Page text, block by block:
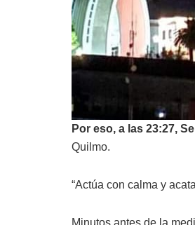
Por eso, a las 23:27,
Quilmo.
“Actúa con calma y
Minutos antes de la